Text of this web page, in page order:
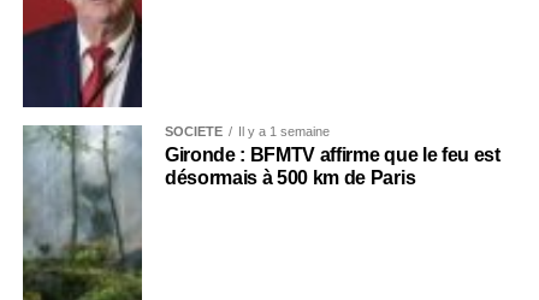
SOCIÉTÉ Il y a 1 semaine
Gironde : BFMTV affirme que le feu est
désormais à 500 km de Paris